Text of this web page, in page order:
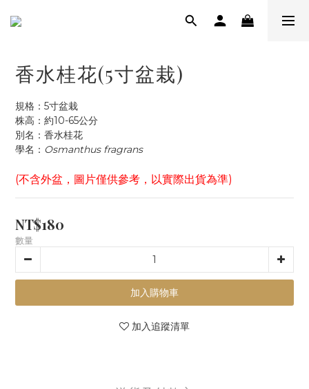
香水桂花(5寸盆栽)
規格：5寸盆栽
株高：約10-65公分
別名：香水桂花
學名： Osmanthus fragrans
(不含外盆，圖片僅供參考，以實際出貨為準)
NT$180
數量
加入購物車
加入追蹤清單